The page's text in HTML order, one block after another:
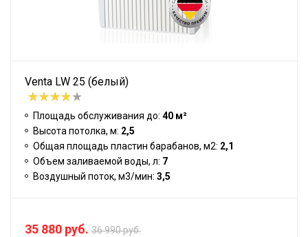
Venta LW 25 (белый)
Площадь обслуживания до: 40 м²
Высота потолка, м: 2,5
Общая площадь пластин барабанов, м2: 2,1
Объем заливаемой воды, л: 7
Воздушный поток, м3/мин: 3,5
35 880 руб. 36 990 руб.